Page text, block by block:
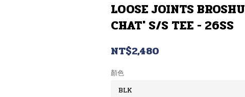
LOOSE JOINTS
CHAT' S/S TEE - 26SS
NT$2,480
顏色